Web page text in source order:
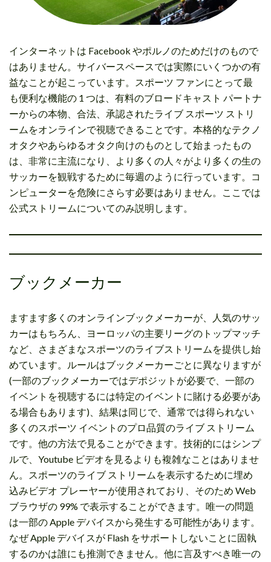
インターネットは Facebook やポルノのためだけのもので
はありません。サイバースペースでは実際にいくつかの有
益なことが起こっています。スポーツ ファンにとって最
も便利な機能の 1 つは、有料のブロードキャスト パートナ
ーからの本物、合法、承認されたライブ スポーツ ストリ
ームをオンラインで視聴できることです。本格的なテクノ
オタクやあらゆるオタク向けのものとして始まったもの
は、非常に主流になり、より多くの人々がより多くの生の
サッカーを観戦するために毎週のように行っています。コ
ンピューターを危険にさらす必要はありません。ここでは
公式ストリームについてのみ説明します。
ブックメーカー
ますます多くのオンラインブックメーカーが、人気のサッ
カーはもちろん、ヨーロッパの主要リーグのトップマッチ
など、さまざまなスポーツのライブストリームを提供し始
めています。ルールはブックメーカーごとに異なりますが
(一部のブックメーカーではデポジットが必要で、一部の
イベントを視聴するには特定のイベントに賭ける必要があ
る場合もあります)、結果は同じで、通常では得られない
多くのスポーツ イベントのプロ品質のライブ ストリーム
です。他の方法で見ることができます。技術的にはシンプ
ルで、Youtube ビデオを見るよりも複雑なことはありませ
ん。スポーツのライブ ストリームを表示するために埋め
込みビデオ プレーヤーが使用されており、そのため Web
ブラウザの 99% で表示することができます。唯一の問題
は一部の Apple デバイスから発生する可能性があります。
なぜ Apple デバイスが Flash をサポートしないことに固執
するのかは誰にも推測できません。他に言及すべき唯一の